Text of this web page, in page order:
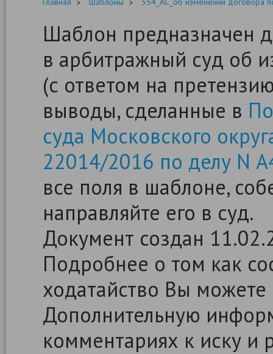
Шаблон предназначен
в арбитражный суд об
(с ответом на
выводы, сделанные в
суда Московского
22014/2016 по делу N
все поля в шаблоне,
направляйте его в суд.
Документ создан
Подробнее о том как
ходатайство Вы
Дополнительную
комментариях к иску и